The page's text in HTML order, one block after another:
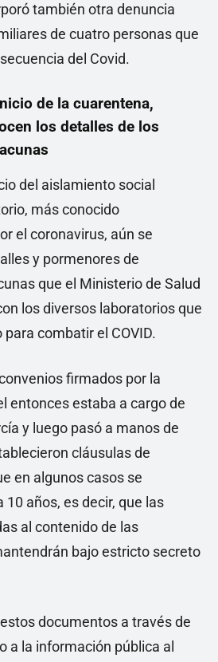
también otra denuncia
de cuatro personas que
del Covid.
de la cuarentena,
los detalles de los
del aislamiento social
más conocido
el coronavirus, aún se
y pormenores de
que el Ministerio de Salud
los diversos laboratorios que
combatir el COVID.
firmados por la
entonces estaba a cargo de
y luego pasó a manos de
cláusulas de
en algunos casos se
años, es decir, que las
al contenido de las
bajo estricto secreto
documentos a través de
a la información pública al